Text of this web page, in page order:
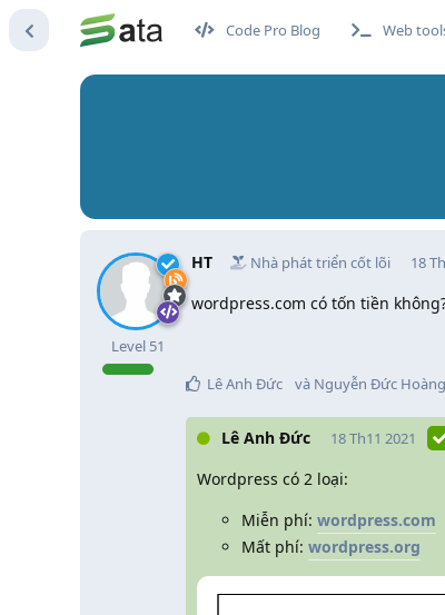
Code Pro Blog Web
HT Nhà phát triển cốt lõi
Level 51
18
wordpress.com có tốn tiền
Lê Anh Đức
và Nguyễn Đức Hoàng
Lê Anh Đức 18 Th11 2021
Wordpress có 2 loại:
Miễn phí: wordpress.com
Mất phí: wordpress.org